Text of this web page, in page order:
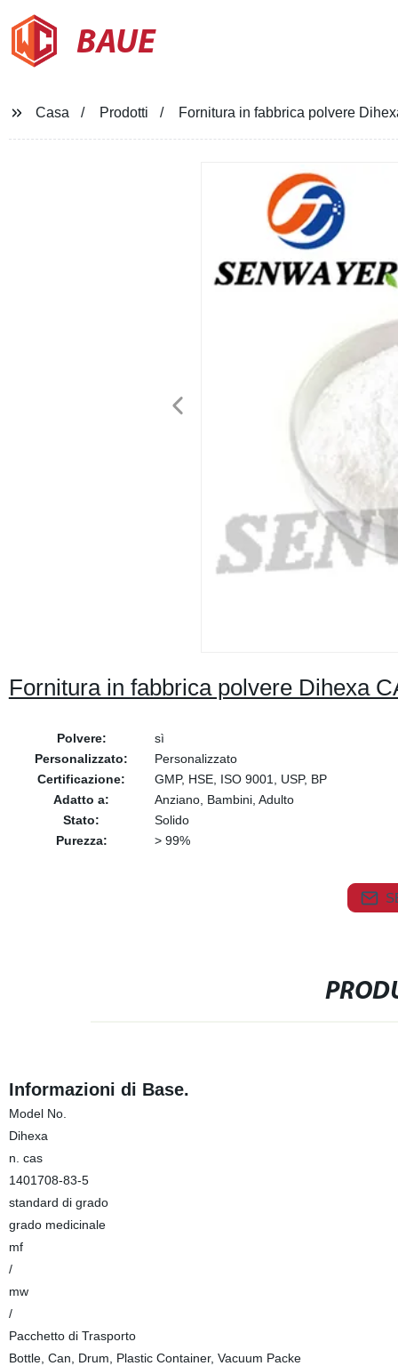
BAUE
Casa Prodotti Fornitura in fabbrica polvere
Fornitura in fabbrica polvere Dihexa
Polvere:
sì
Personalizzato:
Personalizzato
Certificazione:
GMP, HSE, ISO 9001, USP, BP
Adatto a:
Anziano, Bambini, Adulto
Stato:
Solido
Purezza:
> 99%
Informazioni di Base.
Model No.
Dihexa
n. cas
1401708-83-5
standard di grado
grado medicinale
mf
/
mw
/
Pacchetto di Trasporto
Bottle, Can, Drum, Plastic Container, Vacuum Packe